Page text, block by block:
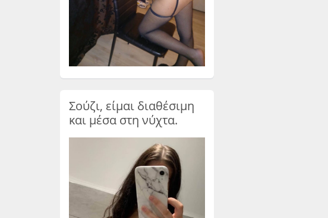
Σούζι, είμαι διαθέσιμη
και μέσα στη νύχτα.